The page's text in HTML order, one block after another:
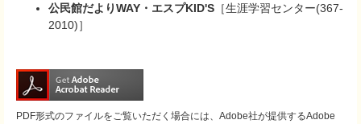
公民館だよりWAY・エスプKID'S ［生涯学習センター(367-
2010)］
PDF形式のファイルをご覧いただく場合には、Adobe社が提供するAdobe